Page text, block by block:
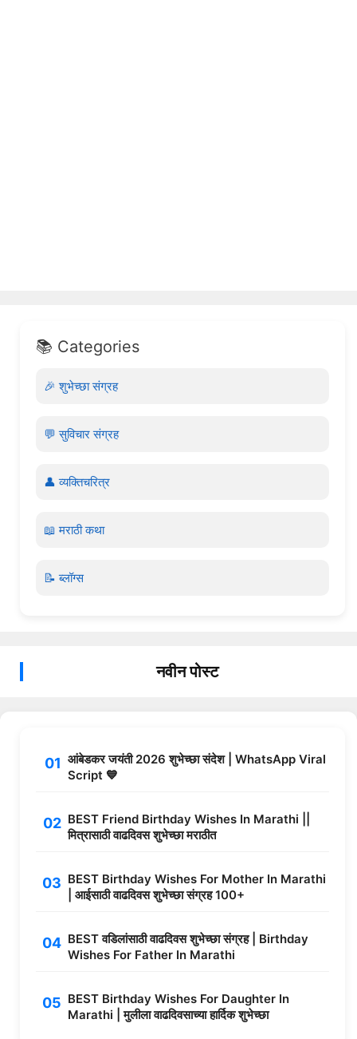
📚 Categories
🎉 शुभेच्छा संग्रह
💬 सुविचार संग्रह
👤 व्यक्तिचरित्र
📖 मराठी कथा
📝 ब्लॉग्स
नवीन पोस्ट
आंबेडकर जयंती 2026 शुभेच्छा संदेश | WhatsApp Viral
Script 💙
BEST Friend Birthday Wishes In Marathi ||
मित्रासाठी वाढदिवस शुभेच्छा मराठीत
BEST Birthday Wishes For Mother In Marathi
| आईसाठी वाढदिवस शुभेच्छा संग्रह 100+
BEST वडिलांसाठी वाढदिवस शुभेच्छा संग्रह | Birthday
Wishes For Father In Marathi
BEST Birthday Wishes For Daughter In
Marathi | मुलीला वाढदिवसाच्या हार्दिक शुभेच्छा